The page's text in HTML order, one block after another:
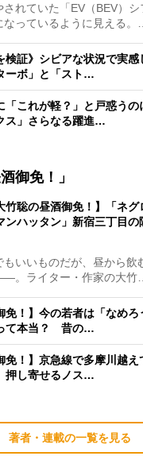
れていた「EV（BEV）シ
っているように見える。…
検証》シビアな状況で実
ボ」と「スト…
「これが軽？」と戸惑うの
」さらなる躍進…
御免！」
竹聡の昼酒御免！】「ネグ
ンハッタン」新宿三丁目
いいものだが、昼から飲
。ライター・作家の大竹…
免！】今の若者は「なめ
て本当？ 昔の…
免！】京急線で多摩川越
し寄せるノス…
著者・連載の一覧を見る